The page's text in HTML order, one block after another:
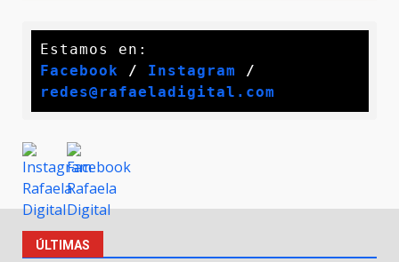
Facebook / Instagram /
redes@rafaeladigital.com
ÚLTIMAS